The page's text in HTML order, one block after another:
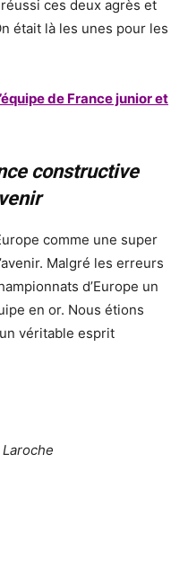
ces deux agrès et
était là les unes pour les
de France junior et
constructive
comme une super
Malgré les erreurs
d’Europe un
en or. Nous étions
véritable esprit